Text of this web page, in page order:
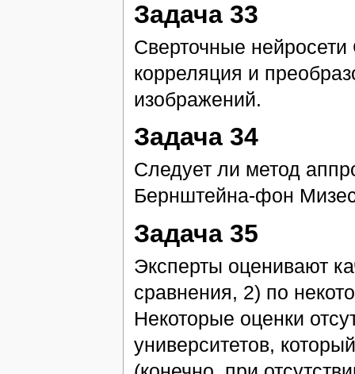
Задача 33
Сверточные нейросети
корреляция и
изображений.
Задача 34
Следует ли метод
Бернштейна-фон
Задача 35
Эксперты оценивают
сравнения, 2) по
Некоторые оценки
университетов,